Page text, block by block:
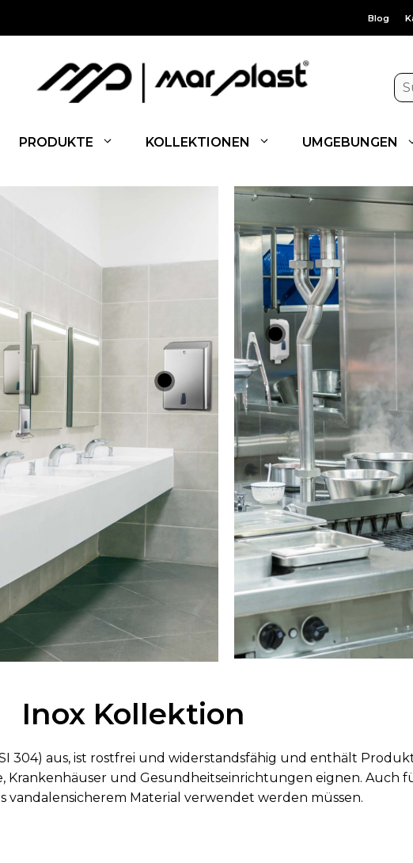
Blog
PRODUKTE KOLLEKTIONEN UMGEBUNGEN
Inox Kollektion
304) aus, ist rostfrei und widerstandsfähig und enthält
Krankenhäuser und Gesundheitseinrichtungen eignen. Auch
vandalensicherem Material verwendet werden müssen.